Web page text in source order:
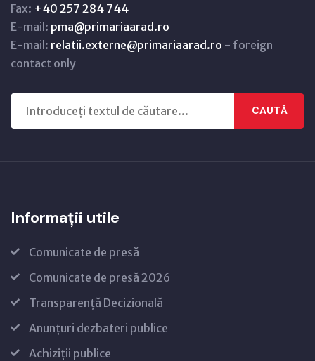
Fax: +40 257 284 744
E-mail: pma@primariaarad.ro
E-mail: relatii.externe@primariaarad.ro - foreign
contact only
CAUTĂ
Informații utile
Comunicate de presă
Comunicate de presă 2026
Transparență Decizională
Anunțuri dezbateri publice
Achiziții publice